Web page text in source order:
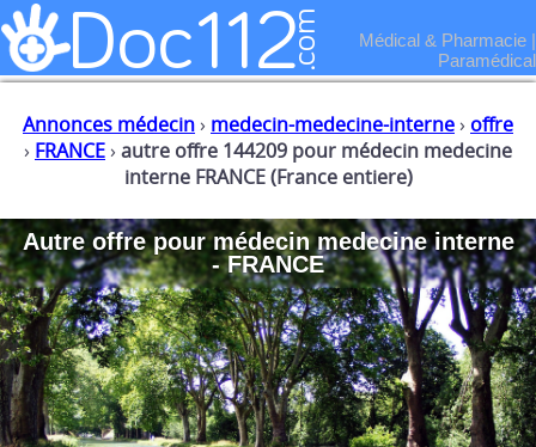
Médical & Pharmacie |
Paramédical
Annonces médecin› medecin-medecine-interne› offre
› FRANCE› autre offre 144209 pour médecin medecine
interne FRANCE (France entiere)
Autre offrepourmédecin medecine interne
- FRANCE